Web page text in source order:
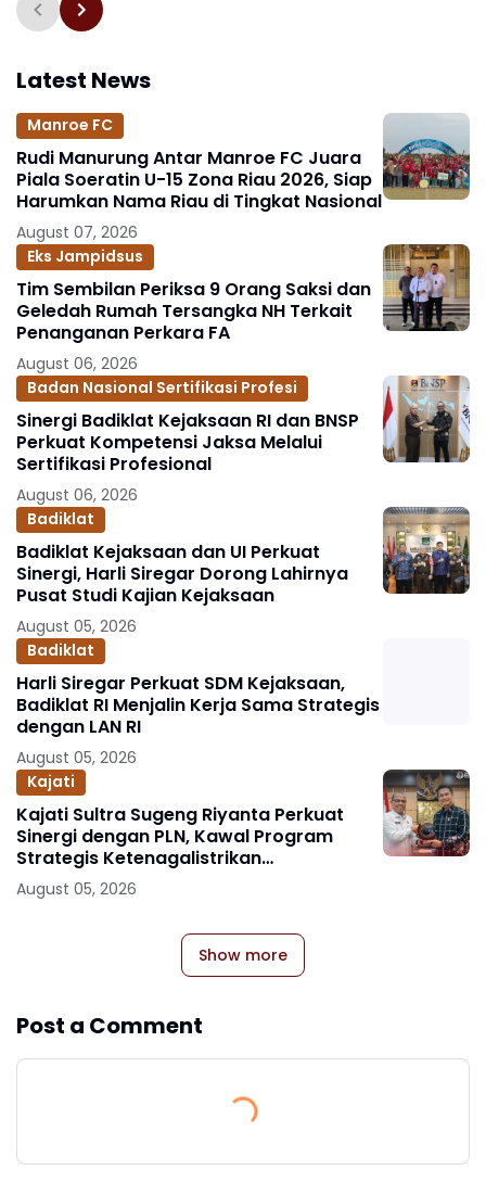
Latest News
Manroe FC
Rudi Manurung Antar Manroe FC Juara
Piala Soeratin U-15 Zona Riau 2026, Siap
Harumkan Nama Riau di Tingkat Nasional
August 07, 2026
Eks Jampidsus
Tim Sembilan Periksa 9 Orang Saksi dan
Geledah Rumah Tersangka NH Terkait
Penanganan Perkara FA
August 06, 2026
Badan Nasional Sertifikasi Profesi
Sinergi Badiklat Kejaksaan RI dan BNSP
Perkuat Kompetensi Jaksa Melalui
Sertifikasi Profesional
August 06, 2026
Badiklat
Badiklat Kejaksaan dan UI Perkuat
Sinergi, Harli Siregar Dorong Lahirnya
Pusat Studi Kajian Kejaksaan
August 05, 2026
Badiklat
Harli Siregar Perkuat SDM Kejaksaan,
Badiklat RI Menjalin Kerja Sama Strategis
dengan LAN RI
August 05, 2026
Kajati
Kajati Sultra Sugeng Riyanta Perkuat
Sinergi dengan PLN, Kawal Program
Strategis Ketenagalistrikan
Berlandaskan Kepastian Hukum
August 05, 2026
Show more
Post a Comment